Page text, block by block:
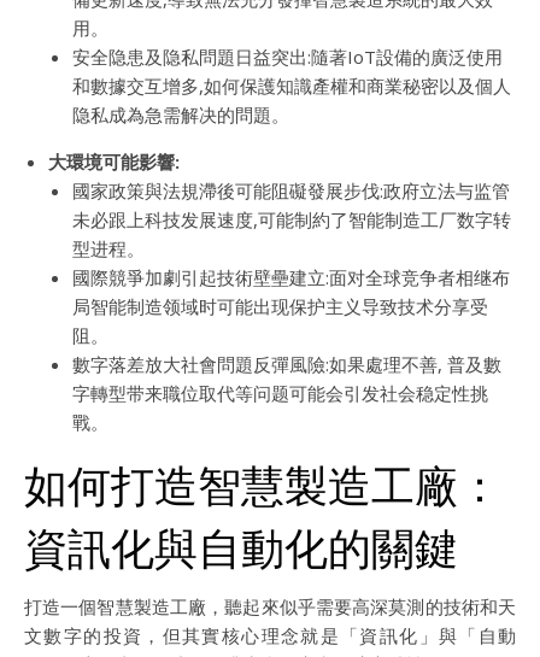
用。
安全隐患及隐私問題日益突出:隨著IoT設備的廣泛使用
和數據交互增多,如何保護知識產權和商業秘密以及個人
隐私成為急需解决的問題。
大環境可能影響:
國家政策與法規滯後可能阻礙發展步伐:政府立法与监管
未必跟上科技发展速度,可能制約了智能制造工厂数字转
型进程。
國際競爭加劇引起技術壁壘建立:面对全球竞争者相继布
局智能制造领域时可能出现保护主义导致技术分享受
阻。
數字落差放大社會問題反彈風險:如果處理不善, 普及數
字轉型带来職位取代等问题可能会引发社会稳定性挑
戰。
如何打造智慧製造工廠：
資訊化與自動化的關鍵
打造一個智慧製造工廠，聽起來似乎需要高深莫測的技術和天
文數字的投資，但其實核心理念就是「資訊化」與「自動